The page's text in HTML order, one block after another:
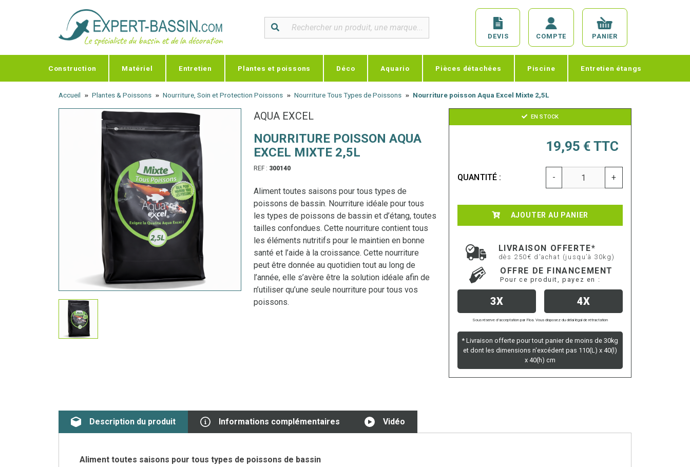
DEVIS COMPTE PANIER
Construction Matériel Entretien Plantes et poissons Déco Aquario Pièces détachées Piscine Entretien étangs
Accueil Plantes & Poissons Nourriture, Soin et Protection Poissons Nourriture Tous Types de Poissons Nourriture poisson Aqua Excel Mixte 2,5L
AQUA EXCEL
NOURRITURE POISSON AQUA
EXCEL MIXTE 2,5L
REF : 300140
Aliment toutes saisons pour tous types de
poissons de bassin. Nourriture idéale pour tous
les types de poissons de bassin et d’étang, toutes
tailles confondues. Cette nourriture contient tous
les éléments nutritifs pour le maintien en bonne
santé et l’aide à la croissance. Cette nourriture
peut être donnée au quotidien tout au long de
l’année, elle s’avère être la solution idéale afin de
n’utiliser qu’une seule nourriture pour tous vos
poissons.
EN STOCK
19,95 € TTC
QUANTITÉ : - +
AJOUTER AU PANIER
LIVRAISON OFFERTE*
dès 250€ d'achat (jusqu’à 30kg)
OFFRE DE FINANCEMENT
Pour ce produit, payez en :
3X 4X
Sous réserve d’acceptation par Floa. Vous disposez du délai légal de rétractation
* Livraison offerte pour tout panier de moins de 30kg
et dont les dimensions n'excédent pas 110(L) x 40(l)
x 40(h) cm
Description du produit Informations complémentaires Vidéo
Aliment toutes saisons pour tous types de poissons de bassin